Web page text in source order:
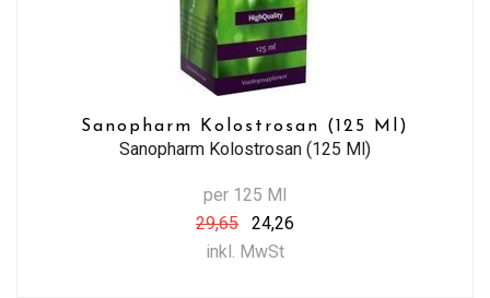
Sanopharm Kolostrosan (125 Ml)
Sanopharm Kolostrosan (125 Ml)
per 125 Ml
29,65
24,26
inkl. MwSt